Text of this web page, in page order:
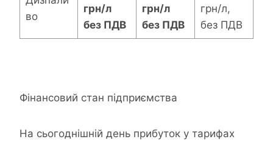
во
грн/л
без ПДВ
грн/л
без ПДВ
грн/л,
без ПДВ
Фінансовий стан підприємства
На сьогоднішній день прибуток у тарифах